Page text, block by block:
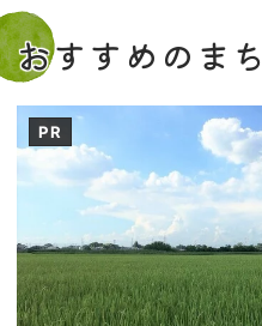
おすすめのまち
PR